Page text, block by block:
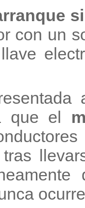
con un
que el
tras